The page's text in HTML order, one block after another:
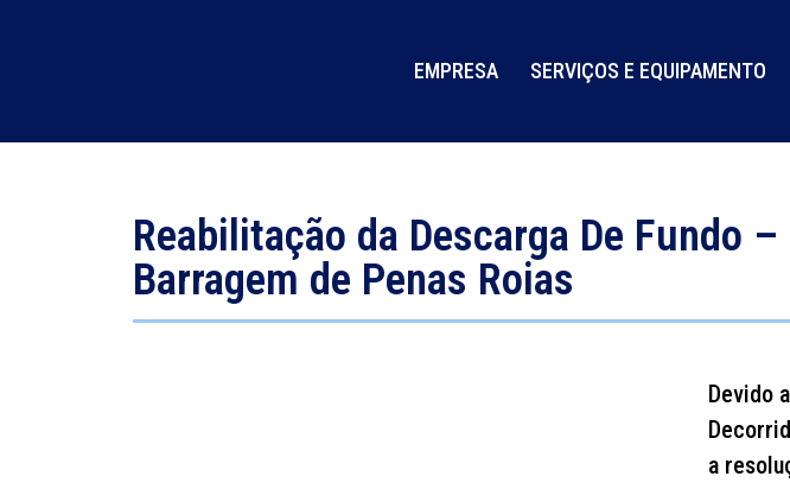
EMPRESA SERVIÇOS E EQUIPAMENTO
Reabilitação da Descarga De Fundo –
Barragem de Penas Roias
Devido
a